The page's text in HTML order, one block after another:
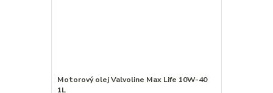
Motorový olej Valvoline Max Life 10W-40
1L